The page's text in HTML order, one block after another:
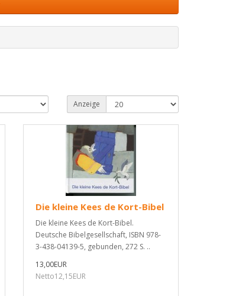
Anzeige
Die kleine Kees de Kort-Bibel
Die kleine Kees de Kort-Bibel.
Deutsche Bibelgesellschaft, ISBN 978-
3-438-04139-5, gebunden, 272 S. ..
13,00EUR
Netto12,15EUR